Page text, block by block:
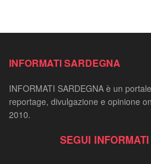
INFORMATI SARDEGNA
INFORMATI SARDEGNA è un
reportage, divulgazione e opinione
2010.
SEGUI